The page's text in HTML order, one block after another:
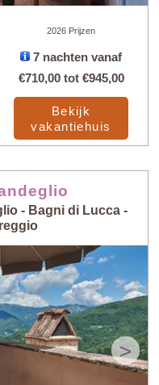
2026 Prijzen
7 nachten vanaf
€710,00tot €945,00
Bekijk
vakantiehuis
- Bagni di Lucca -
>